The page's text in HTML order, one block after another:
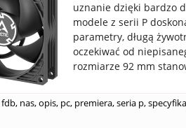
uznanie dzięki bardzo
modele z serii P
parametry, długą
oczekiwać od
rozmiarze 92 mm
fdb, nas,opis, pc, premiera,seria p,